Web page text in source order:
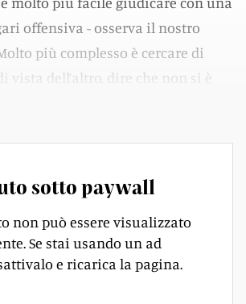
offensiva - osserva il nostro
più complesso è cercare di
vista dell’altro, dire che non si è
sotto paywall
non può essere visualizzato
Se stai usando un ad
e ricarica la pagina.